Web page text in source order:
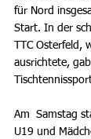
für Nord
Start. In der
TTC Osterfeld,
ausrichtete,
Am  Samstag
U19 und